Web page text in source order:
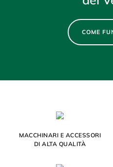
COME
MACCHINARI E ACCESSORI
DI ALTA QUALITÀ